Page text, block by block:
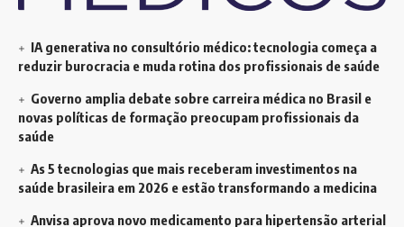
IA generativa no consultório médico: tecnologia começa a
reduzir burocracia e muda rotina dos profissionais de saúde
Governo amplia debate sobre carreira médica no Brasil e
novas políticas de formação preocupam profissionais da
saúde
As 5 tecnologias que mais receberam investimentos na
saúde brasileira em 2026 e estão transformando a medicina
Anvisa aprova novo medicamento para hipertensão arterial